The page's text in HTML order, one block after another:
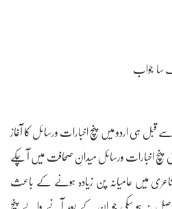
سا جواب
وفات(۱۸۶۹ء) سے قبل ہی اردو میں پنچ اخبارات ورسائل کا آغاز
پنچ اخبارات ورسائل میدانِ صحافت میں آ چکے
میں عامیانہ پن زیادہ ہونے کے باعث
حاصل نہ ہو سکی جو ان کے بعد آنے والے پنچ